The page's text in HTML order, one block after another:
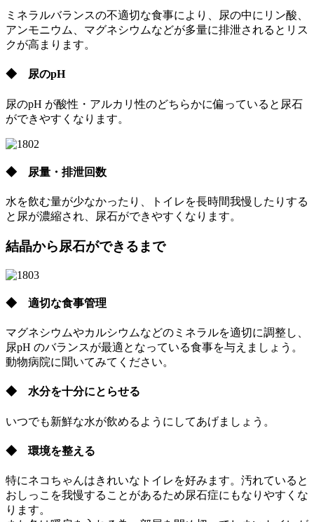
ミネラルバランスの不適切な食事により、尿の中にリン酸、
アンモニウム、マグネシウムなどが多量に排泄されるとリス
クが高まります。
◆ 尿のpH
尿のpH が酸性・アルカリ性のどちらかに偏っていると尿石
ができやすくなります。
◆ 尿量・排泄回数
水を飲む量が少なかったり、トイレを長時間我慢したりする
と尿が濃縮され、尿石ができやすくなります。
結晶から尿石ができるまで
◆ 適切な食事管理
マグネシウムやカルシウムなどのミネラルを適切に調整し、
尿pH のバランスが最適となっている食事を与えましょう。
動物病院に聞いてみてください。
◆ 水分を十分にとらせる
いつでも新鮮な水が飲めるようにしてあげましょう。
◆ 環境を整える
特にネコちゃんはきれいなトイレを好みます。汚れていると
おしっこを我慢することがあるため尿石症にもなりやすくな
ります。